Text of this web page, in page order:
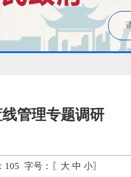
管理专题调研
105 字号：〖 大 中 小〗